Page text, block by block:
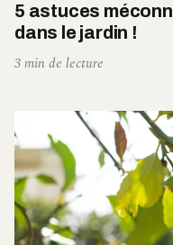
5 astuces
dans le jardin !
3 min de lecture